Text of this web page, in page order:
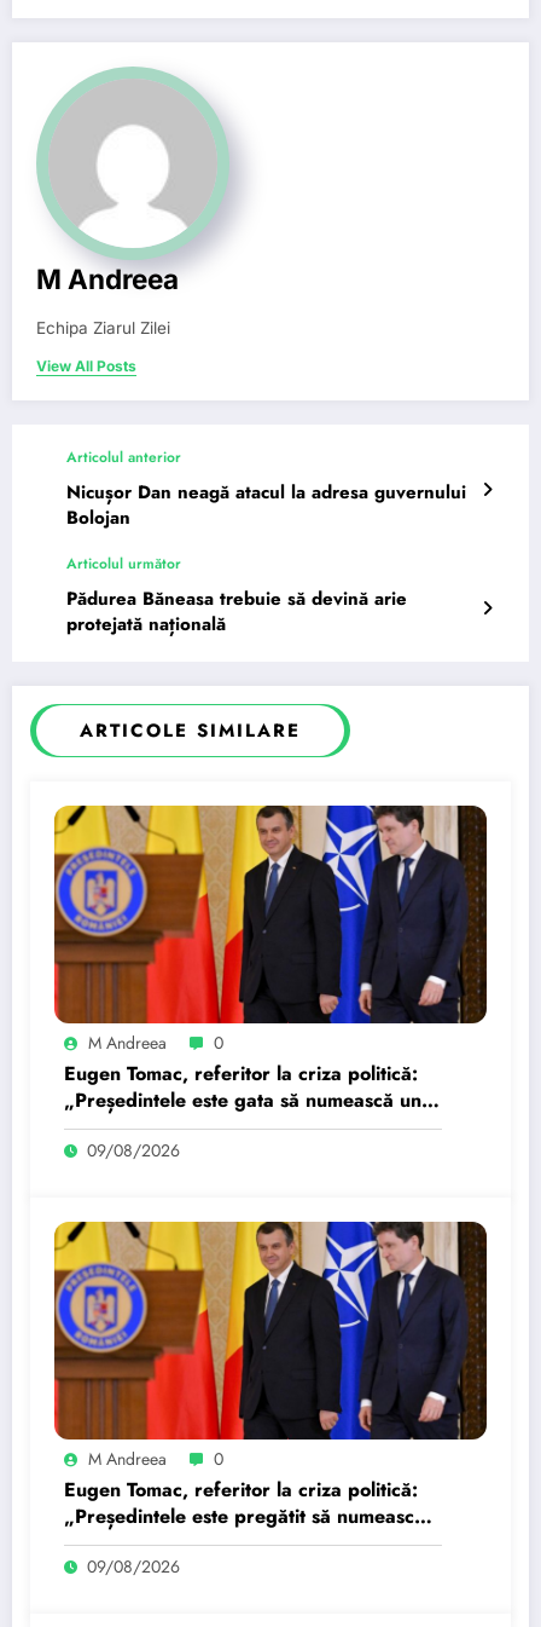
M Andreea
Echipa Ziarul Zilei
View All Posts
Articolul anterior
Nicușor Dan neagă atacul la adresa guvernului
Bolojan
Articolul următor
Pădurea Băneasa trebuie să devină arie
protejată națională
ARTICOLE SIMILARE
M Andreea 0
Eugen Tomac, referitor la criza politică:
„Președintele este gata să numească un
candidat mâine”…
09/08/2026
M Andreea 0
Eugen Tomac, referitor la criza politică:
„Președintele este pregătit să numească
mâine un candidat”…
09/08/2026